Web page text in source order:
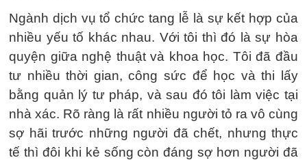
Ngành dịch vụ tổ chức tang lễ là sự kết hợp của
nhiều yếu tố khác nhau. Với tôi thì đó là sự hòa
quyện giữa nghệ thuật và khoa học. Tôi đã đầu
tư nhiều thời gian, công sức để học và thi lấy
bằng quản lý tư pháp, và sau đó tôi làm việc tại
nhà xác. Rõ ràng là rất nhiều người tỏ ra vô cùng
sợ hãi trước những người đã chết, nhưng thực
tế thì đôi khi kẻ sống còn đáng sợ hơn người đã